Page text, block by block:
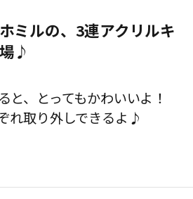
ミルの、3連アクリルキ
♪
と、とってもかわいいよ！
れ取り外しできるよ♪